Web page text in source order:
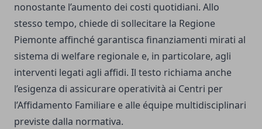
nonostante l’aumento dei costi quotidiani. Allo
stesso tempo, chiede di sollecitare la Regione
Piemonte affinché garantisca finanziamenti mirati al
sistema di welfare regionale e, in particolare, agli
interventi legati agli affidi. Il testo richiama anche
l’esigenza di assicurare operatività ai Centri per
l’Affidamento Familiare e alle équipe multidisciplinari
previste dalla normativa.